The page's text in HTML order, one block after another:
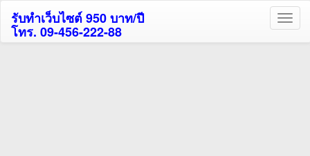
รับทำเว็บไซต์ 950 บาท/ปี
โทร. 09-456-222-88